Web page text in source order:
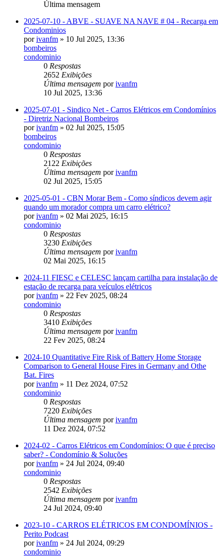
Última mensagem
2025-07-10 - ABVE - SUAVE NA NAVE # 04 - Recarga em
Condominios
porivanfm » 10 Jul 2025, 13:36
bombeiros
condominio
0 Respostas
2652 Exibições
Última mensagem porivanfm
10 Jul 2025, 13:36
2025-07-01 - Sindico Net - Carros Elétricos em Condomínios
- Diretriz Nacional Bombeiros
porivanfm » 02 Jul 2025, 15:05
bombeiros
condominio
0 Respostas
2122 Exibições
Última mensagem porivanfm
02 Jul 2025, 15:05
2025-05-01 - CBN Morar Bem - Como síndicos devem agir
quando um morador compra um carro elétrico?
porivanfm » 02 Mai 2025, 16:15
condominio
0 Respostas
3230 Exibições
Última mensagem porivanfm
02 Mai 2025, 16:15
2024-11 FIESC e CELESC lançam cartilha para instalação de
estação de recarga para veículos elétricos
porivanfm » 22 Fev 2025, 08:24
condominio
0 Respostas
3410 Exibições
Última mensagem porivanfm
22 Fev 2025, 08:24
2024-10 Quantitative Fire Risk of Battery Home Storage
Comparison to General House Fires in Germany and Othe
Bat. Fires
porivanfm » 11 Dez 2024, 07:52
condominio
0 Respostas
7220 Exibições
Última mensagem porivanfm
11 Dez 2024, 07:52
2024-02 - Carros Elétricos em Condomínios: O que é preciso
saber? - Condomínio & Soluções
porivanfm » 24 Jul 2024, 09:40
condominio
0 Respostas
2542 Exibições
Última mensagem porivanfm
24 Jul 2024, 09:40
2023-10 - CARROS ELÉTRICOS EM CONDOMÍNIOS -
Perito Podcast
porivanfm » 24 Jul 2024, 09:29
condominio